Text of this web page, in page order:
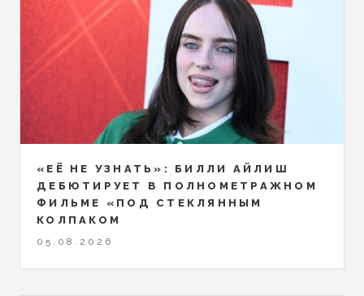
«ЕЁ НЕ УЗНАТЬ»: БИЛЛИ АЙЛИШ
ДЕБЮТИРУЕТ В ПОЛНОМЕТРАЖНОМ
ФИЛЬМЕ «ПОД СТЕКЛЯННЫМ
КОЛПАКОМ
05.08.2026